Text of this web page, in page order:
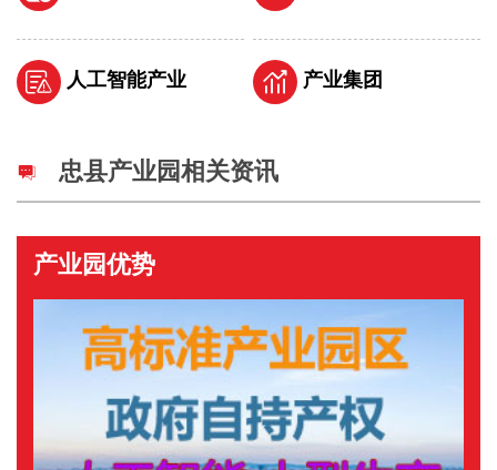
人工智能产业 产业集团
忠县产业园相关资讯
产业园优势